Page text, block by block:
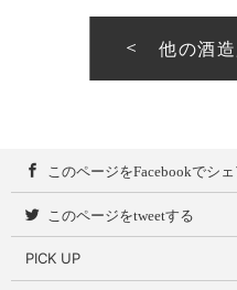
他の酒
このページをFacebookでシェ
このページをtweetする
PICK UP